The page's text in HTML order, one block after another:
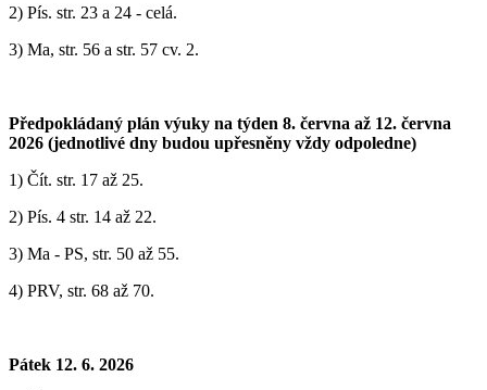
2) Pís. str. 23 a 24 - celá.
3) Ma, str. 56 a str. 57 cv. 2.
Předpokládaný plán výuky na týden 8. června až 12. června
2026 (jednotlivé dny budou upřesněny vždy odpoledne)
1) ‎Čít. str. 17 až 25.
2) Pís. 4 str. 14 až 22.
3) Ma - PS, str. 50 až 55.
4) PRV, str. 68 až 70.
Pátek 12. 6. 2026